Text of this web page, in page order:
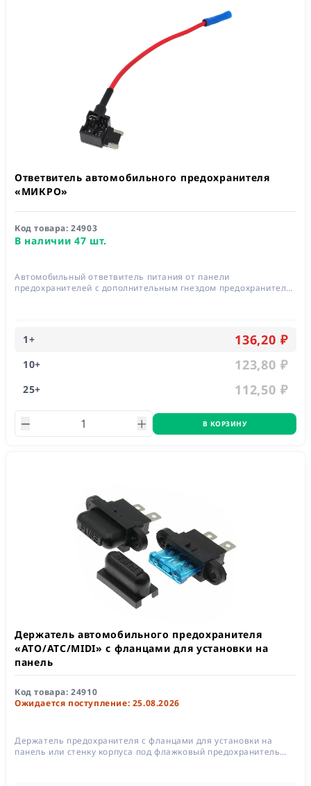
Ответвитель автомобильного предохранителя
«МИКРО»
Код товара:24903
В наличии 47 шт.
Автомобильный ответвитель питания от панели
предохранителей с дополнительным гнездом предохранителя
1+ 136,20 ₽
10+ 123,80 ₽
25+ 112,50 ₽
В КОРЗИНУ
Держатель автомобильного предохранителя
«ATO/ATC/MIDI» с фланцами для установки на
панель
Код товара:24910
Ожидается поступление: 25.08.2026
Держатель предохранителя с фланцами для установки на
панель или стенку корпуса под флажковый предохранитель